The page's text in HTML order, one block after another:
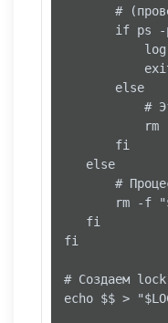
#
if ps
       else
#
rm
       fi
   else
#
rm -f
   fi
fi
# Создаем lock
echo $$ >